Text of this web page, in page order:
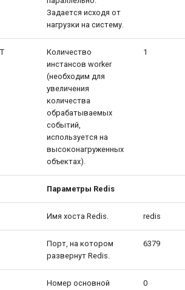
Задается исходя от
нагрузки на систему.
Количество
инстансов worker
(необходим для
увеличения
количества
обрабатываемых
событий,
используется на
высоконагруженных
объектах).
1
Параметры Redis
Имя хоста Redis. redis
Порт, на котором
развернут Redis.
6379
Номер основной
0